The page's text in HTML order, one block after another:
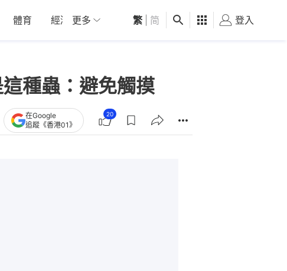
體育 經濟 01深圳 觀點 健康 好食玩飛
更多 繁 简 登入
種蟲：避免觸摸
在Google
追蹤《香港01》
20